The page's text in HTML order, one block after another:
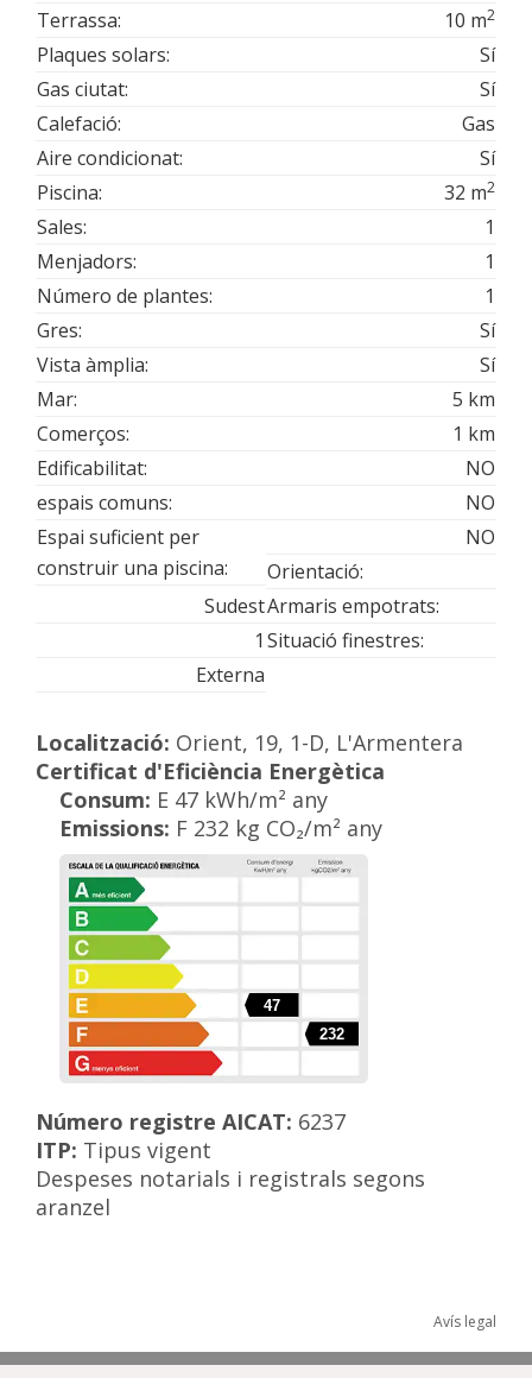
Terrassa: 10 m2
Plaques solars:
Sí
Gas ciutat:
Sí
Calefació:
Gas
Aire condicionat:
Sí
Piscina:
32 m2
Sales:
1
Menjadors:
1
Número de plantes:
1
Gres:
Sí
Vista àmplia:
Sí
Mar:
5 km
Comerços:
1 km
Edificabilitat:
NO
espais comuns:
NO
Espai suficient per
construir una piscina:
NO
Orientació:
SudestArmaris empotrats:
1 Situació finestres:
Externa
Localització: Orient, 19, 1-D, L'Armentera
Certificat d'Eficiència Energètica
Consum: E 47 kWh/m² any
Emissions: F 232 kg CO₂/m² any
47
232
Número registre AICAT: 6237
ITP: Tipus vigent
Despeses notarials i registrals segons
aranzel
Avís legal